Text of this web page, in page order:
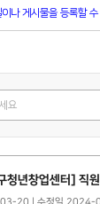
나 게시물을 등록할 수
년창업센터] 직